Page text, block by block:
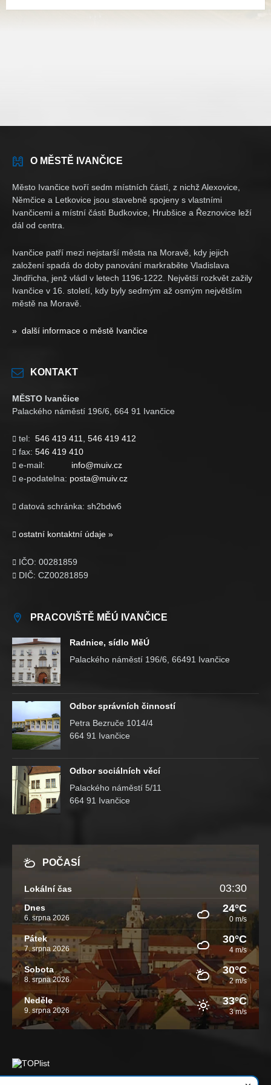
pdf
O MĚSTĚ IVANČICE
Město Ivančice tvoří sedm místních částí, z nichž Alexovice,
Němčice a Letkovice jsou stavebně spojeny s vlastními
Ivančicemi a místní části Budkovice, Hrubšice a Řeznovice leží
dál od centra.
Ivančice patří mezi nejstarší města na Moravě, kdy jejich
založení spadá do doby panování markraběte Vladislava
Jindřicha, jenž vládl v letech 1196-1222. Největší rozkvět zažily
Ivančice v 16. století, kdy byly sedmým až osmým největším
městě na Moravě.
» další informace o městě Ivančice
KONTAKT
MĚSTO Ivančice
Palackého náměstí 196/6, 664 91 Ivančice
 tel: 546 419 411 546 419 412
 fax: 546 419 410
 e-mail: info@muiv.cz
 e-podatelna: posta@muiv.cz
 datová schránka: sh2bdw6
 ostatní kontaktní údaje »
 IČO: 00281859
 DIČ: CZ00281859
PRACOVIŠTĚ MĚÚ IVANČICE
Radnice, sídlo MěÚ
Palackého náměstí 196/6, 66491 Ivančice
Odbor správních činností
Petra Bezruče 1014/4
664 91 Ivančice
Odbor sociálních věcí
Palackého náměstí 5/11
664 91 Ivančice
POČASÍ
Lokální čas 03:30
Dnes
6. srpna 2026
24°C
0 m/s
Pátek
7. srpna 2026
30°C
4 m/s
Sobota
8. srpna 2026
30°C
2 m/s
Neděle
9. srpna 2026
33°C
3 m/s